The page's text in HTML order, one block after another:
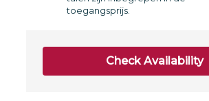
toegangsprijs.
Check Availability